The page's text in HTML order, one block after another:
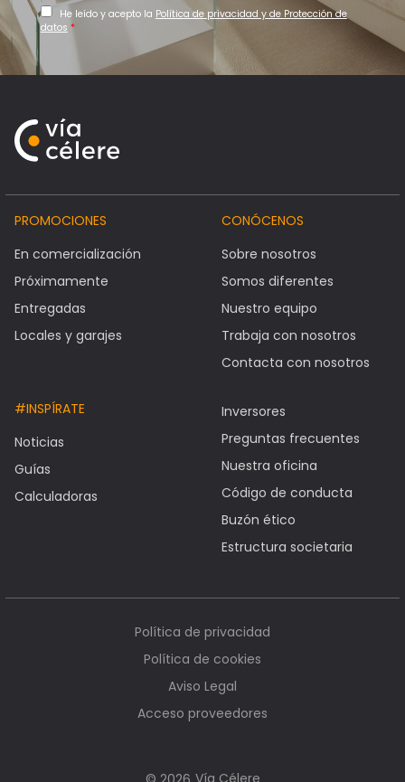
He leído y acepto la Política de privacidad y de Protección de
datos *
PROMOCIONES
En comercialización
Próximamente
Entregadas
Locales y garajes
CONÓCENOS
Sobre nosotros
Somos diferentes
Nuestro equipo
Trabaja con nosotros
Contacta con nosotros
#INSPÍRATE
Noticias
Guías
Calculadoras
Inversores
Preguntas frecuentes
Nuestra oficina
Código de conducta
Buzón ético
Estructura societaria
Política de privacidad
Política de cookies
Aviso Legal
Acceso proveedores